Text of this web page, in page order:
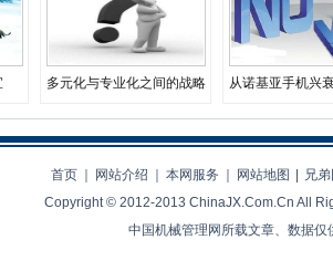
多元化与专业化之间的战略
从诺基亚手机兴
首页 ｜ 网站介绍 ｜ 本网服务 ｜ 网站地图 | 兄
Copyright © 2012-2013 ChinaJX.Com.Cn All
中国机械管理网所载文章、数据